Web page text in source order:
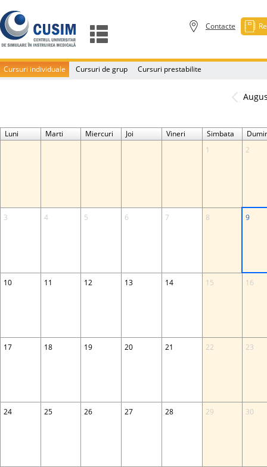
Contacte
Cursuri individuale Cursuri de grup Cursuri prestabilite
Luni Marti Miercuri Joi Vineri Simbata
1
2
3 4 5 6 7 8 9
10 11 12 13 14 15 16
17 18 19 20 21 22 23
24 25 26 27 28 29 30